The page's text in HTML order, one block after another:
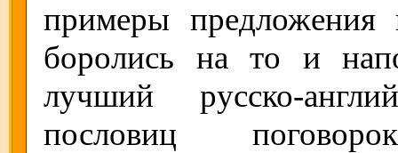
примеры предложения
боролись на то и
лучший русско-
пословиц